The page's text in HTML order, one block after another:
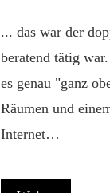
... das war der
beratend tätig
es genau "ganz
Räumen und
Internet…